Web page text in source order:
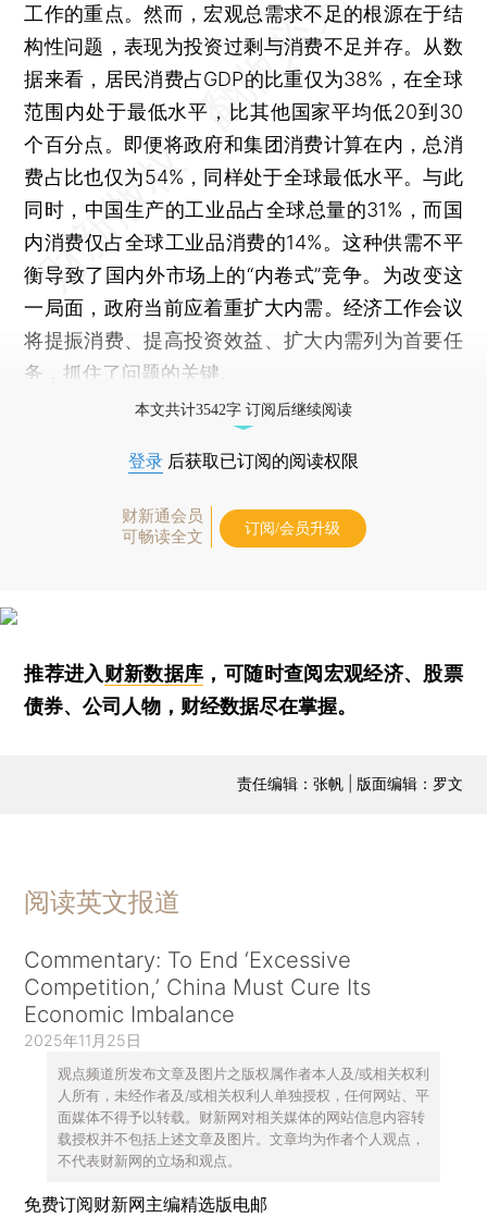
工作的重点。然而，宏观总需求不足的根源在于结
构性问题，表现为投资过剩与消费不足并存。从数
据来看，居民消费占GDP的比重仅为38%，在全球
范围内处于最低水平，比其他国家平均低20到30
个百分点。即便将政府和集团消费计算在内，总消
费占比也仅为54%，同样处于全球最低水平。与此
同时，中国生产的工业品占全球总量的31%，而国
内消费仅占全球工业品消费的14%。这种供需不平
衡导致了国内外市场上的“内卷式”竞争。为改变这
一局面，政府当前应着重扩大内需。经济工作会议
将提振消费、提高投资效益、扩大内需列为首要任
务，抓住了问题的关键。
本文共计3542字 订阅后继续阅读
登录 后获取已订阅的阅读权限
财新通会员
可畅读全文
订阅/会员升级
推荐进入财新数据库 ，可随时查阅宏观经济、股票
债券、公司人物，财经数据尽在掌握。
责任编辑：张帆 | 版面编辑：罗文
阅读英文报道
Commentary: To End ‘Excessive
Competition,’ China Must Cure Its
Economic Imbalance
2025年11月25日
观点频道所发布文章及图片之版权属作者本人及/或相关权利
人所有，未经作者及/或相关权利人单独授权，任何网站、平
面媒体不得予以转载。财新网对相关媒体的网站信息内容转
载授权并不包括上述文章及图片。文章均为作者个人观点，
不代表财新网的立场和观点。
免费订阅财新网主编精选版电邮